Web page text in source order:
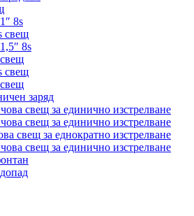
8s
свещ
8s
свещ
заряд
свещ за единично изстрелване
свещ за единично изстрелване
свещ за еднократно изстрелване
свещ за единично изстрелване